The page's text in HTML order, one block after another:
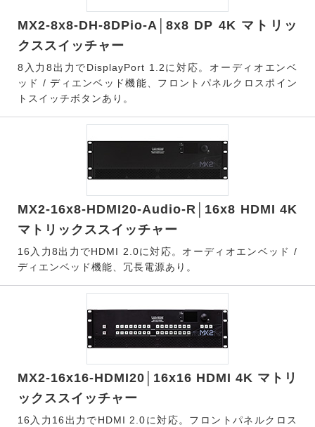
MX2-8x8-DH-8DPio-A│8x8 DP 4K マトリッ
クススイッチャー
8入力8出力でDisplayPort 1.2に対応。オーディオエンベ
ッド / ディエンベッド機能、フロントパネルクロスポイン
トスイッチボタンあり。
MX2-16x8-HDMI20-Audio-R│16x8 HDMI 4K
マトリックススイッチャー
16入力8出力でHDMI 2.0に対応。オーディオエンベッド /
ディエンベッド機能、冗長電源あり。
MX2-16x16-HDMI20│16x16 HDMI 4K マトリ
ックススイッチャー
16入力16出力でHDMI 2.0に対応。フロントパネルクロス